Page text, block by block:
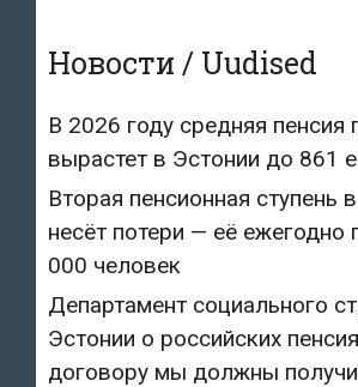
Новости / Uudised
В 2026 году средняя пенсия
вырастет в Эстонии до 861
Вторая пенсионная ступень
несёт потери — её ежегодно
000 человек
Департамент социального
Эстонии о российских
договору мы должны